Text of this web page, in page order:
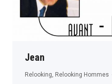
Jean
Relooking Relooking Hommes